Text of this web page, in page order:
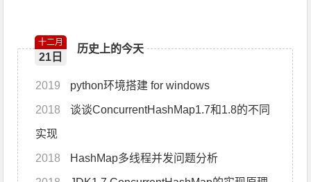
历史上的今天
十二月
21日
2019 python环境搭建 for windows
2018 谈谈ConcurrentHashMap1.7和1.8的不同
实现
2018 HashMap多线程并发问题分析